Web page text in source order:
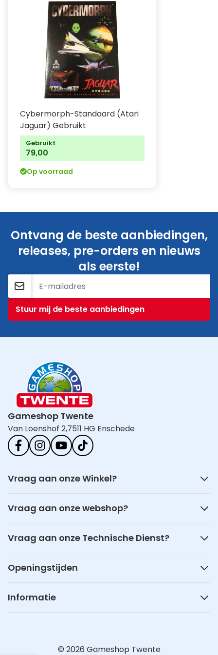
Cybermorph-Standaard (Atari
Jaguar) Gebruikt
Gebruikt
79,00
Op voorraad
Ontvang de beste aanbiedingen,
releases, pre-orders en nieuws
als eerste!
E-mailadres
Stuur mij de beste aanbiedingen
Gameshop Twente
Van Loenshof 2,7511 HG Enschede
Vraag aan onze Winkel?
Vraag aan onze webshop?
Vraag aan onze Technische Dienst?
Openingstijden
Informatie
© 2026 Gameshop Twente